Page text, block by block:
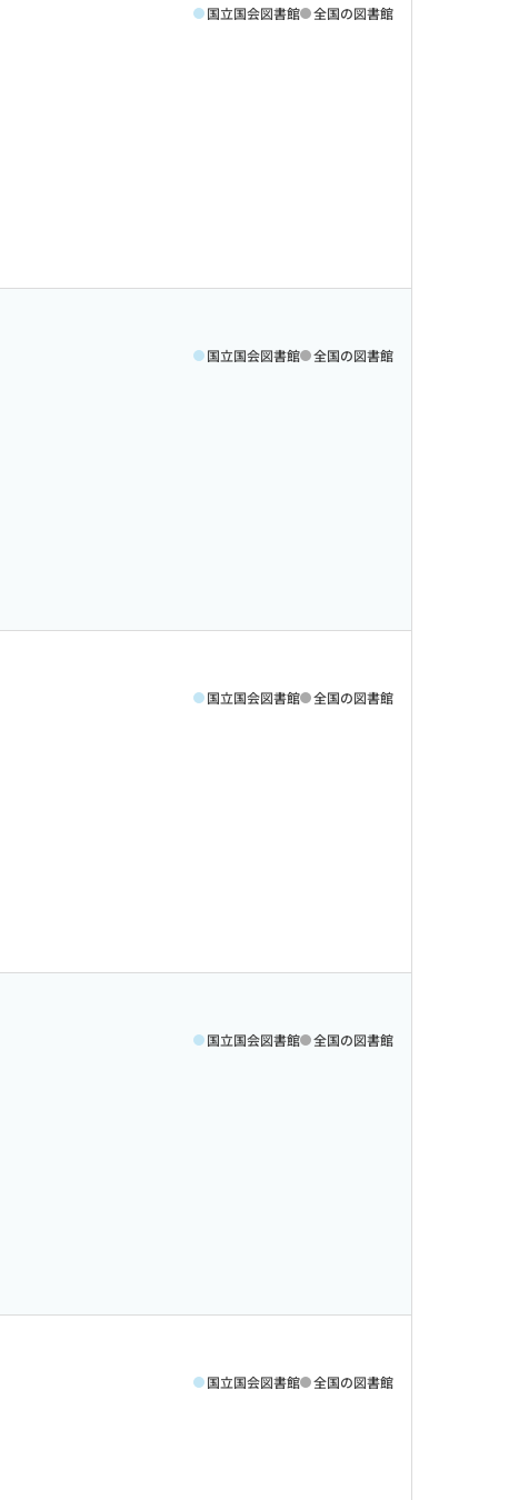
国立国会図書館 全国の図書館
国立国会図書館 全国の図書館
国立国会図書館 全国の図書館
国立国会図書館 全国の図書館
国立国会図書館 全国の図書館